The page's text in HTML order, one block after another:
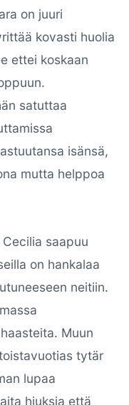
on juuri
kovasti huolia
ettei koskaan
satuttaa
isänsä,
mutta helppoa
saapuu
on hankalaa
neitiin.
Muun
tytär
lupaa
hiuksia että